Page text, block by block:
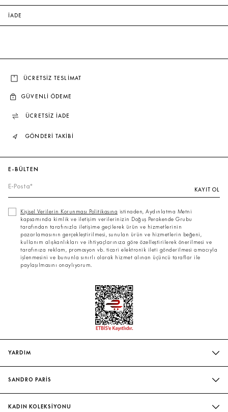
İADE
ÜCRETSİZ TESLİMAT
GÜVENLİ ÖDEME
ÜCRETSİZ İADE
GÖNDERİ TAKİBİ
E-BÜLTEN
KAYIT OL
Kişisel Verilerin Korunması Politikasına istinaden, Aydınlatma Metni
kapsamında kimlik ve iletişim verilerinizin Doğuş Perakende Grubu
tarafından tarafınızla iletişime geçilerek ürün ve hizmetlerinin
pazarlamasının gerçekleştirilmesi, sunulan ürün ve hizmetlerin beğeni,
kullanım alışkanlıkları ve ihtiyaçlarınıza göre özelleştirilerek önerilmesi ve
tarafınıza reklam, promosyon vb. ticari elektronik ileti gönderilmesi amacıyla
işlenmesini ve bununla sınırlı olarak hizmet alınan üçüncü taraflar ile
paylaşılmasını onaylıyorum.
YARDIM
SANDRO PARİS
KADIN KOLEKSİYONU